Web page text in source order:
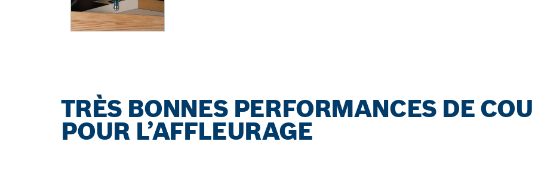
TRÈS BONNES PERFORMANCES DE
POUR L’AFFLEURAGE